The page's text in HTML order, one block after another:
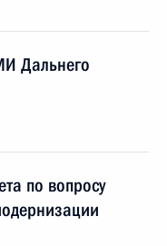
Дальнего
по вопросу